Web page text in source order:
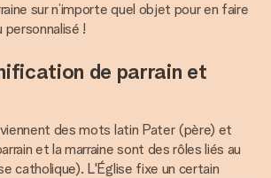
sur n’importe quel objet pour en faire
personnalisé !
de parrain et
viennent des mots latin Pater (père) et
et la marraine sont des rôles liés au
catholique). L'Église fixe un certain